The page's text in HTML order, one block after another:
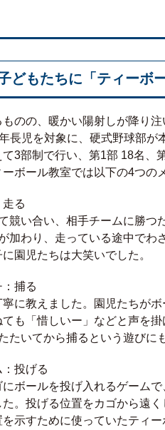
どもたちに「ティーボ
のの、暖かい陽射しが降り注
長児を対象に、硬式野球部が
3部制で行い、第1部 18名、
ボール教室では以下の4つの
る
競い合い、相手チームに勝つ
加わり、走っている途中でわ
園児たちは大笑いでした。
捕る
に教えました。園児たちが
も「惜しいー」などと声を
たいてから捕るという遊びに
投げる
ボールを投げ入れるゲーム
た。投げる位置をカゴから遠
示すために使っていたティ